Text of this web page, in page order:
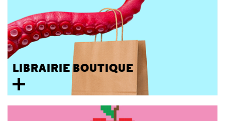
LIBRAIRIE BOUTIQUE